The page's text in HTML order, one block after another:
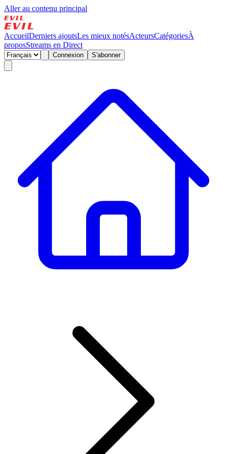
Aller au contenu principal
AccueilDerniers ajoutsLes mieux notésActeursCatégoriesÀ
proposStreams en Direct
Connexion S'abonner